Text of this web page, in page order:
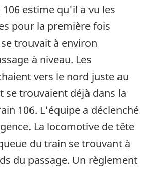
estime qu'il a vu les
pour la première fois
trouvait à environ
à niveau. Les
vers le nord juste au
se trouvaient déjà dans la
106. L'équipe a déclenché
La locomotive de tête
du train se trouvant à
du passage. Un règlement